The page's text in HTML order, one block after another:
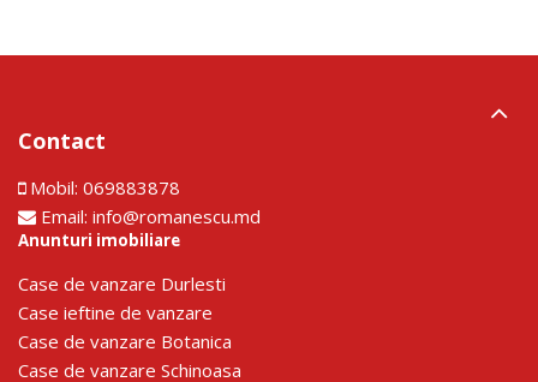
Contact
Mobil: 069883878
Email: info@romanescu.md
Anunturi imobiliare
Сase de vanzare Durlesti
Сase ieftine de vanzare
Сase de vanzare Botanica
Сase de vanzare Schinoasa